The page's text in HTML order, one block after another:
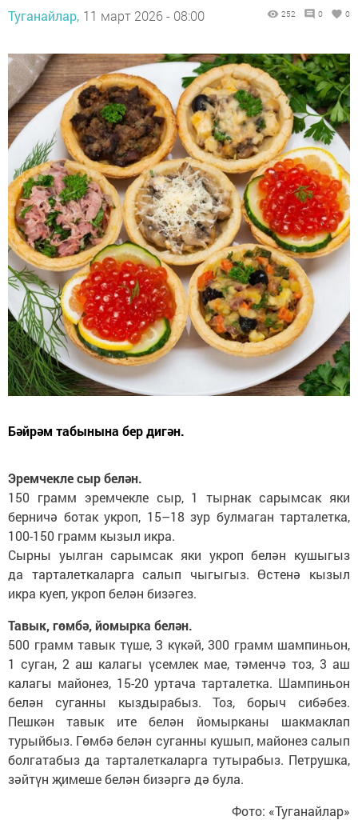
Туганайлар, 11 март 2026 - 08:00 252 0 0
Бәйрәм табынына бер дигән.
Эремчекле сыр белән.
150 грамм эремчекле сыр, 1 тырнак сарымсак яки
берничә ботак укроп, 15–18 зур булмаган тарталетка,
100-150 грамм кызыл икра.
Сырны уылган сарымсак яки укроп белән кушыгыз
да тарталеткаларга салып чыгыгыз. Өстенә кызыл
икра куеп, укроп белән бизәгез.
Тавык, гөмбә, йомырка белән.
500 грамм тавык түше, 3 күкәй, 300 грамм шампиньон,
1 суган, 2 аш калагы үсемлек мае, тәменчә тоз, 3 аш
калагы майонез, 15-20 уртача тарталетка. Шампиньон
белән суганны кыздырабыз. Тоз, борыч сибәбез.
Пешкән тавык ите белән йомырканы шакмаклап
турыйбыз. Гөмбә белән суганны кушып, майонез салып
болгатабыз да тарталеткаларга тутырабыз. Петрушка,
зәйтүн җимеше белән бизәргә дә була.
Фото: «Туганайлар»